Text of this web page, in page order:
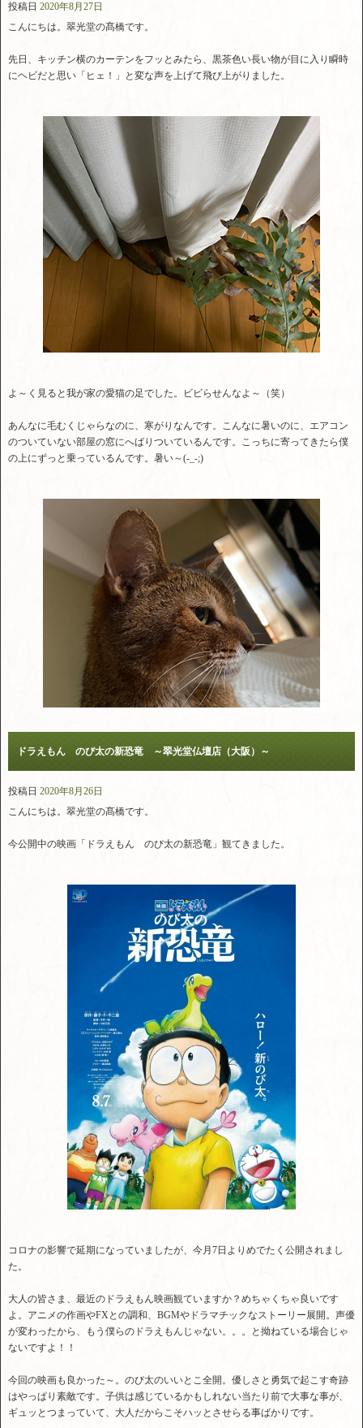
投稿日 2020年8月27日
こんにちは。翠光堂の髙橋です。
先日、キッチン横のカーテンをフッとみたら、黒茶色い長い物が目に入り瞬時
にヘビだと思い「ヒェ！」と変な声を上げて飛び上がりました。
よ～く見ると我が家の愛猫の足でした。ビビらせんなよ～（笑）
あんなに毛むくじゃらなのに、寒がりなんです。こんなに暑いのに、エアコン
のついていない部屋の窓にへばりついているんです。こっちに寄ってきたら僕
の上にずっと乗っているんです。暑い～(-_-;)
ドラえもん のび太の新恐竜 ～翠光堂仏壇店（大阪）～
投稿日 2020年8月26日
こんにちは。翠光堂の髙橋です。
今公開中の映画「ドラえもん のび太の新恐竜」観てきました。
コロナの影響で延期になっていましたが、今月7日よりめでたく公開されまし
た。
大人の皆さま、最近のドラえもん映画観ていますか？めちゃくちゃ良いです
よ。アニメの作画やFXとの調和、BGMやドラマチックなストーリー展開。声優
が変わったから、もう僕らのドラえもんじゃない。。。と拗ねている場合じゃ
ないですよ！！
今回の映画も良かった～。のび太のいいとこ全開。優しさと勇気で起こす奇跡
はやっぱり素敵です。子供は感じているかもしれない当たり前で大事な事が、
ギュッとつまっていて、大人だからこそハッとさせらる事ばかりです。